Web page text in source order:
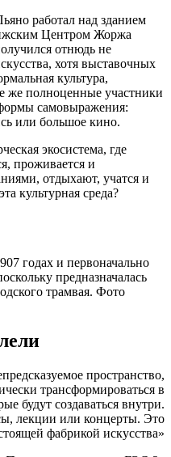
работал над зданием
Центром Жоржа
отнюдь не
хотя выставочных
культура,
же полноценные участники
самовыражения:
или большое кино.
экосистема, где
проживается и
отдыхают, учатся и
культурная среда?
годах и первоначально
предназначалась
трамвая. Фото
пространство,
трансформироваться в
будут создаваться внутри.
лекции или концерты. Это
фабрикой искусства»